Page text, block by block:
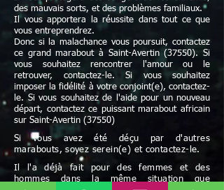
des mauvais sorts, et des problèmes familiaux.
Il vous apportera la réussite dans tout ce que
vous entreprendrez.
Donc si la malachance vous poursuit, contactez
ce grand marabout à Saint-Avertin (37550). Si
vous souhaitez rencontrer l'amour ou le
retrouver, contactez-le. Si vous souhaitez
imposer la fidélité à votre conjoint(e), contactez-
le. Si vous souhaitez de l'aide pour un nouveau
départ, contactez ce puissant marabout africain
sur Saint-Avertin (37550)
Si vous avez été déçu par d'autres
marabouts, soyez serein(e) et contactez-le.
Il l'a déjà fait pour des femmes et des
hommes dans la même situation que